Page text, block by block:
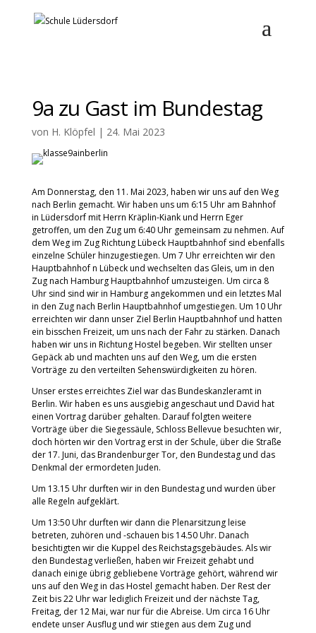
9a zu Gast im Bundestag
von H. Klöpfel | 24. Mai 2023
Am Donnerstag, den 11. Mai 2023, haben wir uns auf den Weg
nach Berlin gemacht. Wir haben uns um 6:15 Uhr am Bahnhof
in Lüdersdorf mit Herrn Kräplin-Kiank und Herrn Eger
getroffen, um den Zug um 6:40 Uhr gemeinsam zu nehmen. Auf
dem Weg im Zug Richtung Lübeck Hauptbahnhof sind ebenfalls
einzelne Schüler hinzugestiegen. Um 7 Uhr erreichten wir den
Hauptbahnhof n Lübeck und wechselten das Gleis, um in den
Zug nach Hamburg Hauptbahnhof umzusteigen. Um circa 8
Uhr sind sind wir in Hamburg angekommen und ein letztes Mal
in den Zug nach Berlin Hauptbahnhof umgestiegen. Um 10 Uhr
erreichten wir dann unser Ziel Berlin Hauptbahnhof und hatten
ein bisschen Freizeit, um uns nach der Fahr zu stärken. Danach
haben wir uns in Richtung Hostel begeben. Wir stellten unser
Gepäck ab und machten uns auf den Weg, um die ersten
Vorträge zu den verteilten Sehenswürdigkeiten zu hören.
Unser erstes erreichtes Ziel war das Bundeskanzleramt in
Berlin. Wir haben es uns ausgiebig angeschaut und David hat
einen Vortrag darüber gehalten. Darauf folgten weitere
Vorträge über die Siegessäule, Schloss Bellevue besuchten wir,
doch hörten wir den Vortrag erst in der Schule, über die Straße
der 17. Juni, das Brandenburger Tor, den Bundestag und das
Denkmal der ermordeten Juden.
Um 13.15 Uhr durften wir in den Bundestag und wurden über
alle Regeln aufgeklärt.
Um 13:50 Uhr durften wir dann die Plenarsitzung leise
betreten, zuhören und -schauen bis 14.50 Uhr. Danach
besichtigten wir die Kuppel des Reichstagsgebäudes. Als wir
den Bundestag verließen, haben wir Freizeit gehabt und
danach einige übrig gebliebene Vorträge gehört, während wir
uns auf den Weg in das Hostel gemacht haben. Der Rest der
Zeit bis 22 Uhr war lediglich Freizeit und der nächste Tag,
Freitag, der 12 Mai, war nur für die Abreise. Um circa 16 Uhr
endete unser Ausflug und wir stiegen aus dem Zug und